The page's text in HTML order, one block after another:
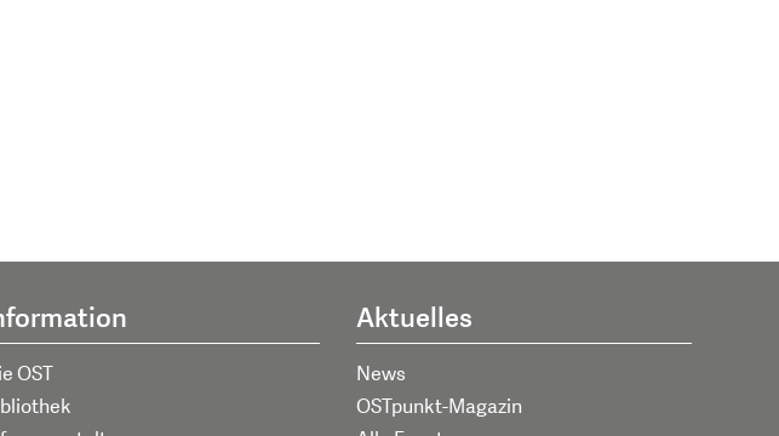
OST
Aktuelles
News
OSTpunkt-Magazin